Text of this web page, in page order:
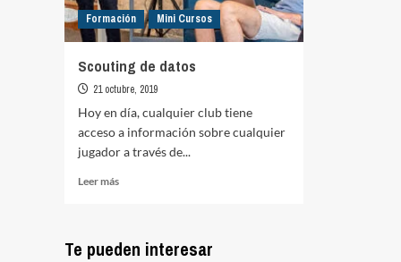
Formación Mini Cursos
Scouting de datos
21 octubre, 2019
Hoy en día, cualquier club tiene
acceso a información sobre cualquier
jugador a través de...
Leer másLeer
de
Te pueden interesar